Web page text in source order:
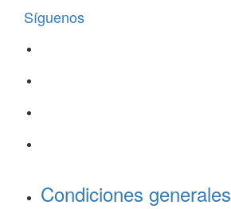
Síguenos
Condiciones generales